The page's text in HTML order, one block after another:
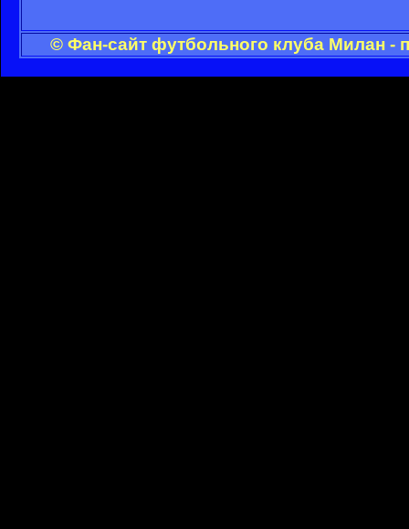
© Фан-сайт футбольного клуба Милан -